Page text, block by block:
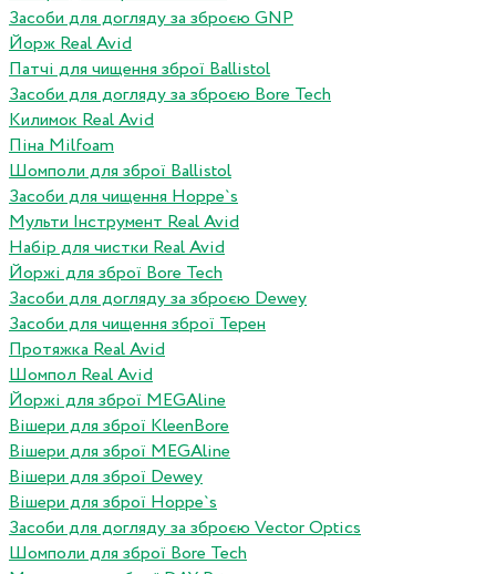
Засоби для догляду за зброєю GNP
Йорж Real Avid
Патчі для чищення зброї Ballistol
Засоби для догляду за зброєю Bore Tech
Килимок Real Avid
Піна Milfoam
Шомполи для зброї Ballistol
Засоби для чищення Hoppe`s
Мульти Інструмент Real Avid
Набір для чистки Real Avid
Йоржі для зброї Bore Tech
Засоби для догляду за зброєю Dewey
Засоби для чищення зброї Терен
Протяжка Real Avid
Шомпол Real Avid
Йоржі для зброї MEGAline
Вішери для зброї KleenBore
Вішери для зброї MEGAline
Вішери для зброї Dewey
Вішери для зброї Hoppe`s
Засоби для догляду за зброєю Vector Optics
Шомполи для зброї Bore Tech